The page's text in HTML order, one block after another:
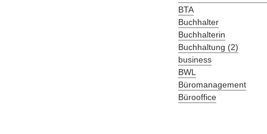
BTA
Buchhalter
Buchhalterin
Buchhaltung (2)
business
BWL
Büromanagement
Bürooffice